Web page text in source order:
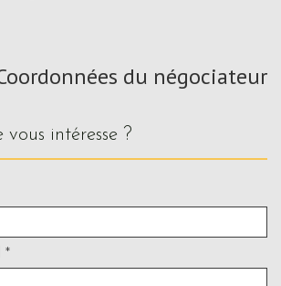
du négociateur
vous intéresse ?
*